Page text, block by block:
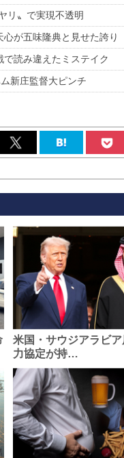
リ〟で実現不透明
が五味隆典と見せた誇り
読み違えたミステイク
新庄監督大ピンチ
米国・サウジアラビ
力協定が持…